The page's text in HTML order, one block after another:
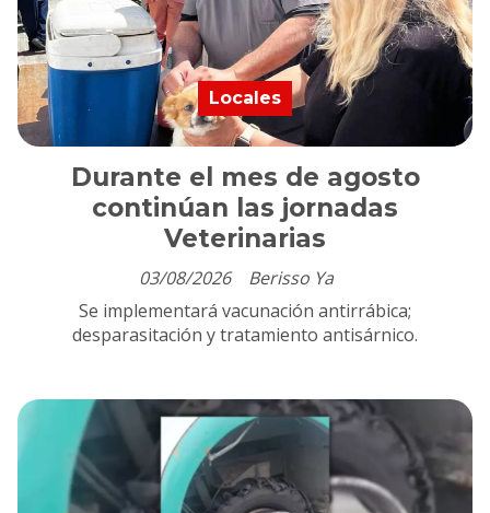
Durante el mes de agosto
continúan las jornadas
Veterinarias
Berisso Ya
Locales
03/08/2026
Se implementará vacunación antirrábica;
desparasitación y tratamiento antisárnico.